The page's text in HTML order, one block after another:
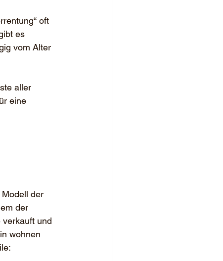
oft
es
vom Alter
aller
eine
der
der
und
wohnen